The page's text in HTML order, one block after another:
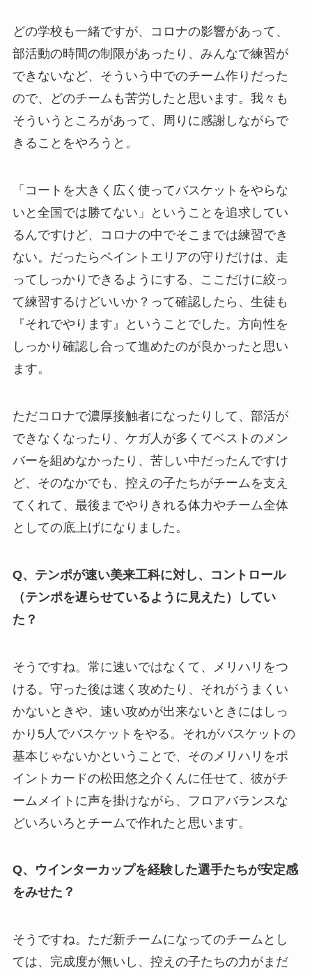
どの学校も一緒ですが、コロナの影響があって、
部活動の時間の制限があったり、みんなで練習が
できないなど、そういう中でのチーム作りだった
ので、どのチームも苦労したと思います。我々も
そういうところがあって、周りに感謝しながらで
きることをやろうと。
「コートを大きく広く使ってバスケットをやらな
いと全国では勝てない」ということを追求してい
るんですけど、コロナの中でそこまでは練習でき
ない。だったらペイントエリアの守りだけは、走
ってしっかりできるようにする、ここだけに絞っ
て練習するけどいいか？って確認したら、生徒も
『それでやります』ということでした。方向性を
しっかり確認し合って進めたのが良かったと思い
ます。
ただコロナで濃厚接触者になったりして、部活が
できなくなったり、ケガ人が多くてベストのメン
バーを組めなかったり、苦しい中だったんですけ
ど、そのなかでも、控えの子たちがチームを支え
てくれて、最後までやりきれる体力やチーム全体
としての底上げになりました。
Q、テンポが速い美来工科に対し、コントロール
（テンポを遅らせているように見えた）してい
た？
そうですね。常に速いではなくて、メリハリをつ
ける。守った後は速く攻めたり、それがうまくい
かないときや、速い攻めが出来ないときにはしっ
かり5人でバスケットをやる。それがバスケットの
基本じゃないかということで、そのメリハリをポ
イントカードの松田悠之介くんに任せて、彼がチ
ームメイトに声を掛けながら、フロアバランスな
どいろいろとチームで作れたと思います。
Q、ウインターカップを経験した選手たちが安定感
をみせた？
そうですね。ただ新チームになってのチームとし
ては、完成度が無いし、控えの子たちの力がまだ